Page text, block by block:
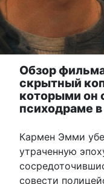
Обзор
скрытный
которыми он
психодраме
Кармен Эмми
утраченную
совести